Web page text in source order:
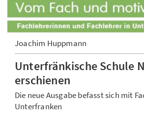
Joachim Huppmann
Unterfränkische Schule
erschienen
Die neue Ausgabe befasst sich mit
Unterfranken